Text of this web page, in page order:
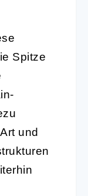
Spitze
und